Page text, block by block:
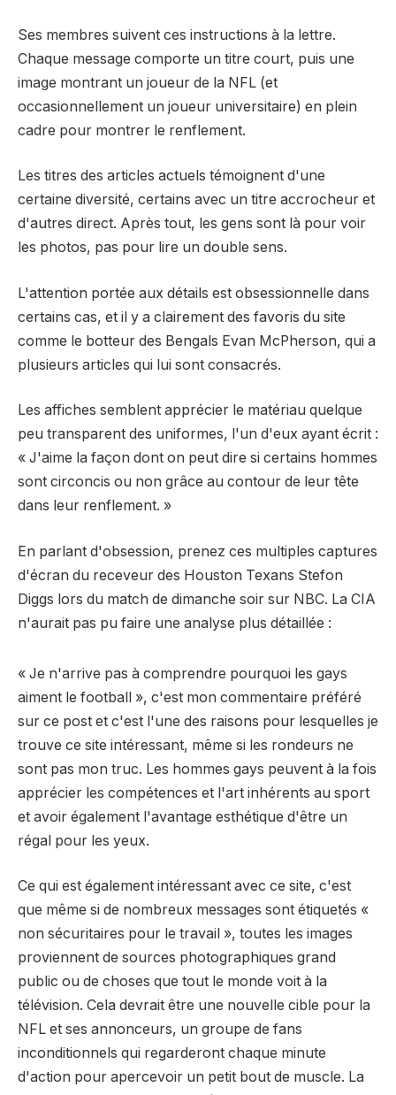
Ses membres suivent ces instructions à la lettre.
Chaque message comporte un titre court, puis une
image montrant un joueur de la NFL (et
occasionnellement un joueur universitaire) en plein
cadre pour montrer le renflement.
Les titres des articles actuels témoignent d'une
certaine diversité, certains avec un titre accrocheur et
d'autres direct. Après tout, les gens sont là pour voir
les photos, pas pour lire un double sens.
L'attention portée aux détails est obsessionnelle dans
certains cas, et il y a clairement des favoris du site
comme le botteur des Bengals Evan McPherson, qui a
plusieurs articles qui lui sont consacrés.
Les affiches semblent apprécier le matériau quelque
peu transparent des uniformes, l'un d'eux ayant écrit :
« J'aime la façon dont on peut dire si certains hommes
sont circoncis ou non grâce au contour de leur tête
dans leur renflement. »
En parlant d'obsession, prenez ces multiples captures
d'écran du receveur des Houston Texans Stefon
Diggs lors du match de dimanche soir sur NBC. La CIA
n'aurait pas pu faire une analyse plus détaillée :
« Je n'arrive pas à comprendre pourquoi les gays
aiment le football », c'est mon commentaire préféré
sur ce post et c'est l'une des raisons pour lesquelles je
trouve ce site intéressant, même si les rondeurs ne
sont pas mon truc. Les hommes gays peuvent à la fois
apprécier les compétences et l'art inhérents au sport
et avoir également l'avantage esthétique d'être un
régal pour les yeux.
Ce qui est également intéressant avec ce site, c'est
que même si de nombreux messages sont étiquetés «
non sécuritaires pour le travail », toutes les images
proviennent de sources photographiques grand
public ou de choses que tout le monde voit à la
télévision. Cela devrait être une nouvelle cible pour la
NFL et ses annonceurs, un groupe de fans
inconditionnels qui regarderont chaque minute
d'action pour apercevoir un petit bout de muscle. La